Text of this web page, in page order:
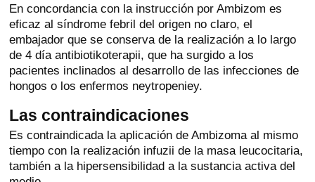
En concordancia con la instrucción por Ambizom es
eficaz al síndrome febril del origen no claro, el
embajador que se conserva de la realización a lo largo
de 4 día antibiotikoterapii, que ha surgido a los
pacientes inclinados al desarrollo de las infecciones de
hongos o los enfermos neytropeniey.
Las contraindicaciones
Es contraindicada la aplicación de Ambizoma al mismo
tiempo con la realización infuzii de la masa leucocitaria,
también a la hipersensibilidad a la sustancia activa del